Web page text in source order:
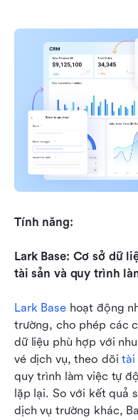
Tính năng:
Lark Base: Cơ sở dữ
tài sản và quy trình
Lark Base hoạt động
trường, cho phép các
dữ liệu phù hợp với
vé dịch vụ, theo dõi tài
quy trình làm việc tự
lặp lại. So với kết quả
dịch vụ trường khác,